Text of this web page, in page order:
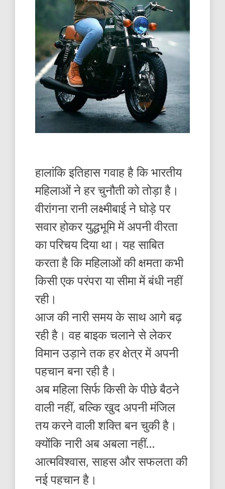
हालांकि इतिहास गवाह है कि भारतीय
महिलाओं ने हर चुनौती को तोड़ा है।
वीरांगना रानी लक्ष्मीबाई ने घोड़े पर
सवार होकर युद्धभूमि में अपनी वीरता
का परिचय दिया था। यह साबित
करता है कि महिलाओं की क्षमता कभी
किसी एक परंपरा या सीमा में बंधी नहीं
रही।
आज की नारी समय के साथ आगे बढ़
रही है। वह बाइक चलाने से लेकर
विमान उड़ाने तक हर क्षेत्र में अपनी
पहचान बना रही है।
अब महिला सिर्फ किसी के पीछे बैठने
वाली नहीं, बल्कि खुद अपनी मंजिल
तय करने वाली शक्ति बन चुकी है।
क्योंकि नारी अब अबला नहीं…
आत्मविश्वास, साहस और सफलता की
नई पहचान है।